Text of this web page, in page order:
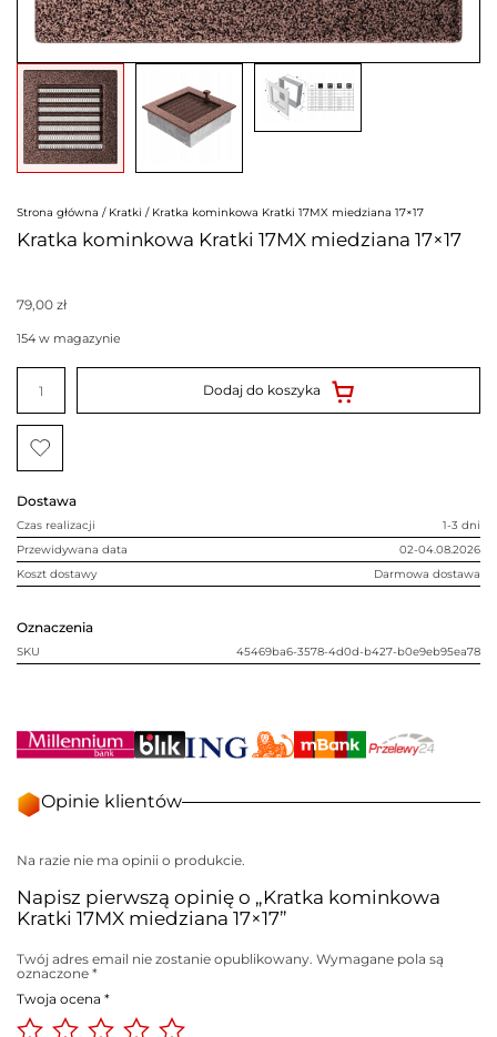
Strona główna / Kratki / Kratka kominkowa Kratki 17MX miedziana 17×17
Kratka kominkowa Kratki 17MX miedziana 17×17
Dostawa
Czas realizacji
1-3 dni
Przewidywana data
02-04.08.2026
Koszt dostawy
Darmowa dostawa
Oznaczenia
SKU 45469ba6-3578-4d0d-b427-b0e9eb95ea78
79,00 zł
154 w magazynie
ilość
Kratka
Kratki
17MX
miedziana
17x17
Dodaj do koszyka
Opinie klientów
Na razie nie ma opinii o produkcie.
Napisz pierwszą opinię o „Kratka kominkowa
Kratki 17MX miedziana 17×17”
Twój adres email nie zostanie opublikowany. Wymagane pola są
oznaczone *
Twoja ocena *